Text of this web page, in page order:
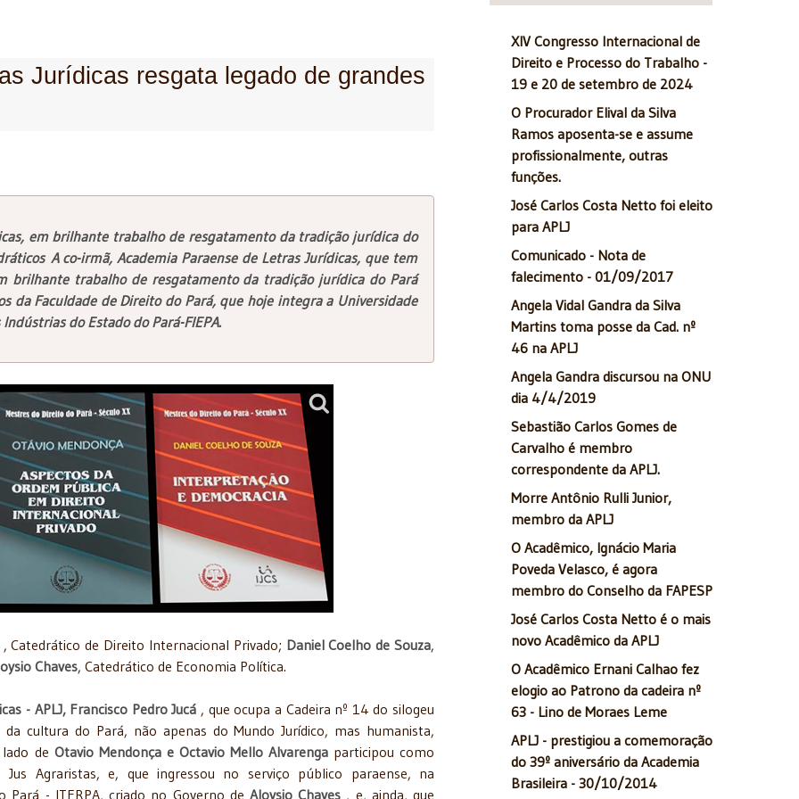
Jurídicas resgata legado de grandes
em brilhante trabalho de resgatamento da tradição jurídica do
A co-irmã, Academia Paraense de Letras Jurídicas, que tem
brilhante trabalho de resgatamento da tradição jurídica do Pará
da Faculdade de Direito do Pará, que hoje integra a Universidade
do Estado do Pará-FIEPA.
Catedrático de Direito Internacional Privado; Daniel Coelho de Souza,
Chaves, Catedrático de Economia Política.
- APLJ, Francisco Pedro Jucá , que ocupa a Cadeira nº 14 do silogeu
cultura do Pará, não apenas do Mundo Jurídico, mas humanista,
de Otavio Mendonça e Octavio Mello Alvarengaparticipou como
Agraristas, e, que ingressou no serviço público paraense, na
- ITERPA, criado no Governo de Aloysio Chaves , e, ainda, que
XIV Congresso Internacional de
Direito e Processo do Trabalho -
19 e 20 de setembro de 2024
O Procurador Elival da Silva
Ramos aposenta-se e assume
profissionalmente, outras
funções.
José Carlos Costa Netto foi eleito
para APLJ
Comunicado - Nota de
falecimento - 01/09/2017
Angela Vidal Gandra da Silva
Martins toma posse da Cad. nº
46 na APLJ
Angela Gandra discursou na ONU
dia 4/4/2019
Sebastião Carlos Gomes de
Carvalho é membro
correspondente da APLJ.
Morre Antônio Rulli Junior,
membro da APLJ
O Acadêmico, Ignácio Maria
Poveda Velasco, é agora
membro do Conselho da FAPESP
José Carlos Costa Netto é o mais
novo Acadêmico da APLJ
O Acadêmico Ernani Calhao fez
elogio ao Patrono da cadeira nº
63 - Lino de Moraes Leme
APLJ - prestigiou a comemoração
do 39º aniversário da Academia
Brasileira - 30/10/2014